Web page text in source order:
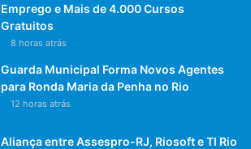
Emprego e Mais de 4.000 Cursos
Gratuitos
8 horas atrás
Guarda Municipal Forma Novos Agentes
para Ronda Maria da Penha no Rio
12 horas atrás
Aliança entre Assespro-RJ, Riosoft e TI Rio